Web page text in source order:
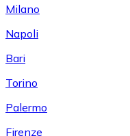
Milano
Napoli
Bari
Torino
Palermo
Firenze